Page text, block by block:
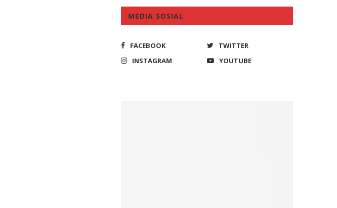
MEDIA SOSIAL
FACEBOOK
TWITTER
INSTAGRAM
YOUTUBE